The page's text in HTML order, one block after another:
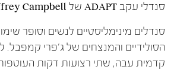
סנדלי עקב ADAPT של Jeffrey Campbell.
סנדלים מינימליסטיים לנשים וסופר
הסולידיים והמנצחים של ג'פרי קמפבל.
קדמית עבה, שתי רצועות דקות